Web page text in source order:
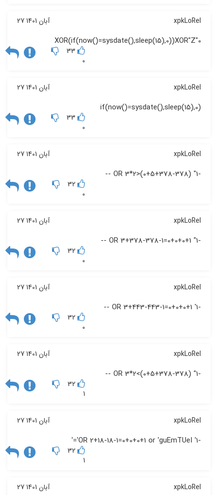
xpkLoRel 27 آبان 1401
0"XOR(if(now()=sysdate(),sleep(15),0))XOR"Z
33
0
xpkLoRel 27 آبان 1401
if(now()=sysdate(),sleep(15),0)
33
0
xpkLoRel 27 آبان 1401
-1" OR 3*2>(0+5+378-378) --
32
0
xpkLoRel 27 آبان 1401
-1" OR 3+378-378-1=0+0+0+1 --
32
0
xpkLoRel 27 آبان 1401
-1' OR 3+443-443-1=0+0+0+1 --
32
0
xpkLoRel 27 آبان 1401
-1" OR 3*2<(0+5+378-378) --
32
1
xpkLoRel 27 آبان 1401
-1' OR 2+18-18-1=0+0+0+1 or 'guEmTUeI'='
32
1
xpkLoRel 27 آبان 1401